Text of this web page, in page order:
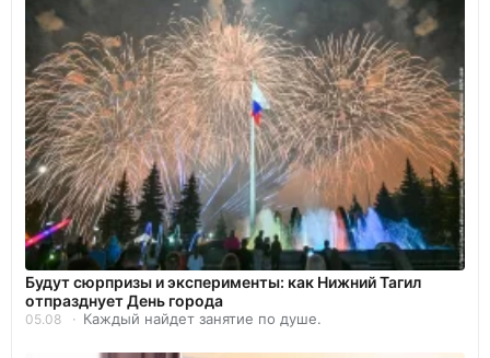
Будут сюрпризы и эксперименты: как Нижний Тагил
отпразднует День города
05.08 Каждый найдет занятие по душе.